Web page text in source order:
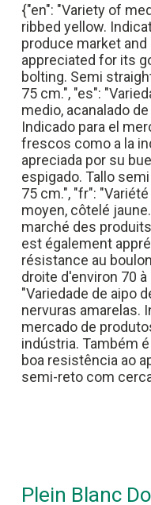
{"en": "Variety of
ribbed yellow.
produce market
appreciated for its
bolting. Semi
75 cm.", "es":
medio, acanalado
Indicado para el
frescos como a la
apreciada por su
espigado. Tallo
75 cm.", "fr":
moyen, côtelé
marché des
est également
résistance au
droite d'environ 70 à
"Variedade de aipo
nervuras amarelas.
mercado de
indústria. Também
boa resistência ao
semi-reto com
Plein Blanc